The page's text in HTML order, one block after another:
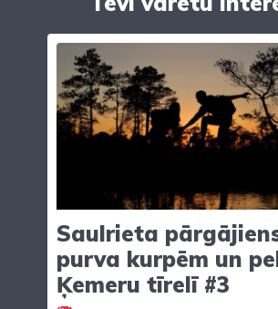
Saulrieta
purva kurpēm un
Ķemeru tīrelī #3